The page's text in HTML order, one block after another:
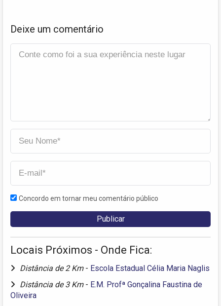
Deixe um comentário
Concordo em tornar meu comentário público
Locais Próximos - Onde Fica:
Distância de 2 Km - Escola Estadual Célia Maria Naglis
Distância de 3 Km - E.M. Profª Gonçalina Faustina de
Oliveira